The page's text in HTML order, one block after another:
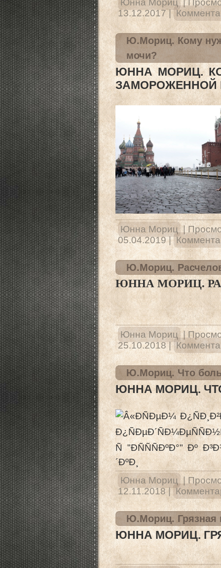
Юнна Мориц |
13.12.2017 |
Ю.Мориц. Кому
мочи?
ЮННА МОРИЦ.
ЗАМОРОЖЕННОЙ
Юнна Мориц |
05.04.2019 |
Ю.Мориц.
ЮННА МОРИЦ.
Юнна Мориц |
25.10.2018 |
Ю.Мориц. Что
ЮННА МОРИЦ.
Юнна Мориц
12.11.2018 |
Ю.Мориц. Грязная
ЮННА МОРИЦ.